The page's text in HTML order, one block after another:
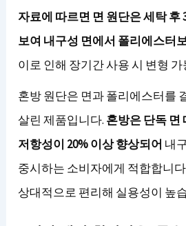
자료에 따르면 면 원단은 세탁 후
보여 내구성 면에서 폴리에스터
이로 인해 장기간 사용 시 변형
혼방 원단은 면과 폴리에스터를
살린 제품입니다. 혼방은 단독 면
저항성이 20% 이상 향상되어 내
중시하는 소비자에게 적합합니
상대적으로 편리해 실용성이 높